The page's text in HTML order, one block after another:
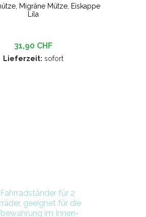
Migräne Mütze, Eiskappe
Lila
31,90 CHF
Lieferzeit: sofort